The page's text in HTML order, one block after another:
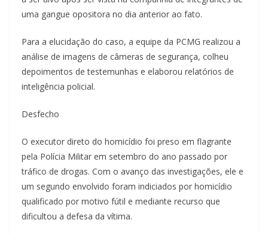
uma gangue opositora no dia anterior ao fato.
Para a elucidação do caso, a equipe da PCMG realizou a
análise de imagens de câmeras de segurança, colheu
depoimentos de testemunhas e elaborou relatórios de
inteligência policial.
Desfecho
O executor direto do homicídio foi preso em flagrante
pela Polícia Militar em setembro do ano passado por
tráfico de drogas. Com o avanço das investigações, ele e
um segundo envolvido foram indiciados por homicídio
qualificado por motivo fútil e mediante recurso que
dificultou a defesa da vítima.